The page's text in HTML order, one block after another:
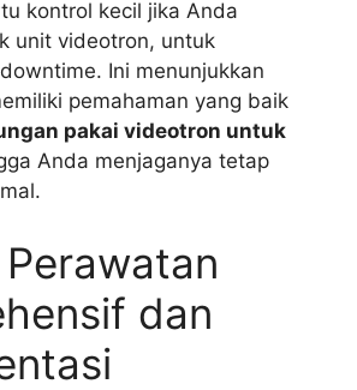
kontrol kecil jika Anda
unit videotron, untuk
Ini menunjukkan
pemahaman yang baik
pakai videotron untuk
Anda menjaganya tetap
dan